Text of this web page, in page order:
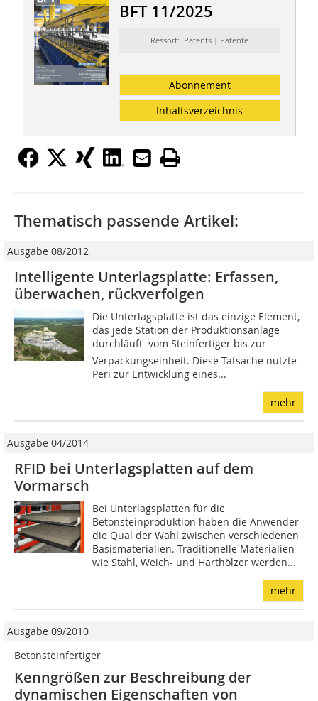
BFT 11/2025
Ressort: Patents | Patente
Abonnement
Inhaltsverzeichnis
Thematisch passende Artikel:
Ausgabe 08/2012
Intelligente Unterlagsplatte: Erfassen,
überwachen, rückverfolgen
Die Unterlagsplatte ist das einzige Element,
das jede Station der Produktionsanlage
durchläuft  vom Steinfertiger bis zur
Verpackungseinheit. Diese Tatsache nutzte
Peri zur Entwicklung eines...
mehr
Ausgabe 04/2014
RFID bei Unterlagsplatten auf dem
Vormarsch
Bei Unterlagsplatten für die
Betonsteinproduktion haben die Anwender
die Qual der Wahl zwischen verschiedenen
Basismaterialien. Traditionelle Materialien
wie Stahl, Weich- und Harthölzer werden...
mehr
Ausgabe 09/2010
Betonsteinfertiger
Kenngrößen zur Beschreibung der
dynamischen Eigenschaften von